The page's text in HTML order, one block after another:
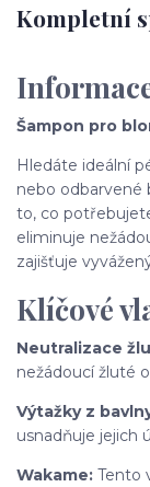
Kompletní
Šampon pro
Hledáte ideální
nebo odbarvené
to, co
eliminuje
zajišťuje
Klíčové
Neutralizace
nežádoucí žluté
Výtažky z
usnadňuje jejich
Wakame: Tento